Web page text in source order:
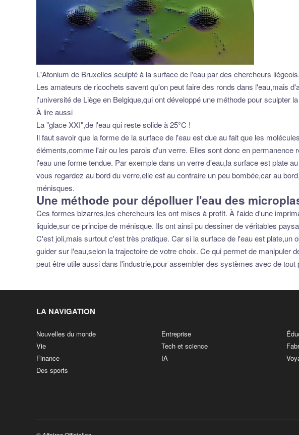
L'Atonium de Bruxelles sculpté à la surface de l'eau par des chercheurs
Les amateurs de ricochets savent qu'on peut faire des ronds dans l'eau,mais
l'université de Liège en Belgique,qui ont développé une méthode pour sculpter
À lire aussi
La "glace XXI",de l'eau qui reste solide à 25°C !
Il faut savoir que la forme de la surface de l'eau est due au fait que les
éléments,comme l'air ou les parois d'un verre. Elles sont donc en
l'eau une forme tendue. Par exemple dans un verre d'eau,la surface est plate
vous regardez au bord du verre,elle est au contraire un peu bombée,car au
ménisques.
Une méthode pour dépolluer l'eau des
Ces formes bizarres,les chercheurs les ont mises à profit. À l'aide d'une
liquide,sur ce principe de ménisque. Ils ont ainsi pu dessiner de véritables
C'est joli,mais surtout c'est très pratique. Car si la surface de l'eau est
guider sur l'eau,selon la trajectoire de votre choix. Ce qui permet de
peut être utile aussi dans l'industrie,pour assembler des systèmes avec de
LA NAVIGATION
Nouvelles du monde Entreprise
Vie
Tech et science
Finance
IA
Des sports